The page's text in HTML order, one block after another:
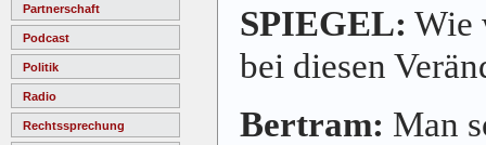
Partnerschaft
Podcast
Politik
Radio
Rechtssprechung
SPIEGEL: Wie
bei diesen
Bertram: Man